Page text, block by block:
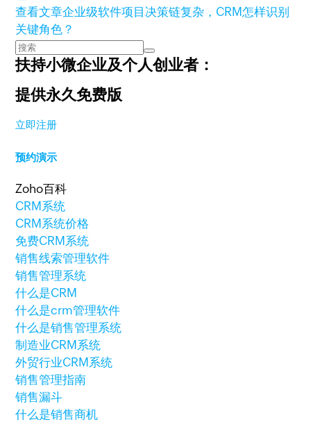
查看文章企业级软件项目决策链复杂，CRM怎样识别
关键角色？
扶持小微企业及个人创业者：
提供永久免费版
立即注册
预约演示
Zoho百科
CRM系统
CRM系统价格
免费CRM系统
销售线索管理软件
销售管理系统
什么是CRM
什么是crm管理软件
什么是销售管理系统
制造业CRM系统
外贸行业CRM系统
销售管理指南
销售漏斗
什么是销售商机